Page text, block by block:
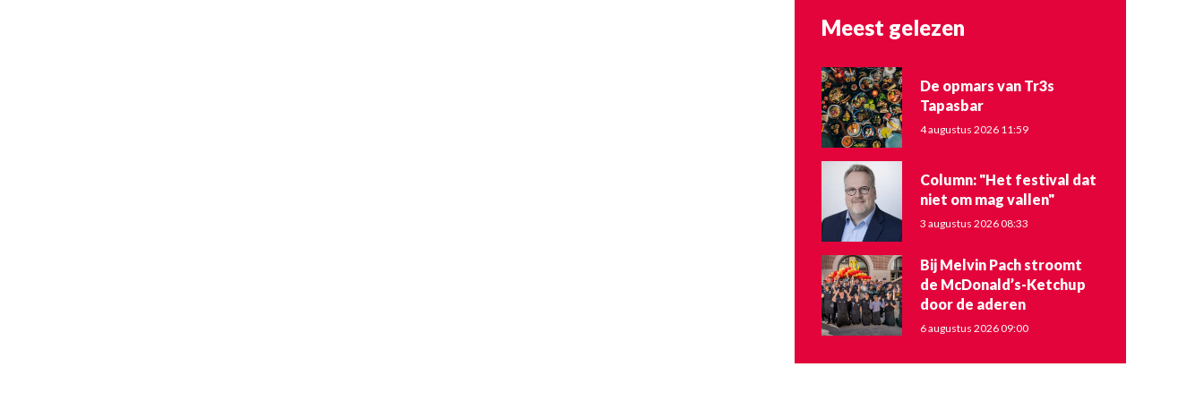
Meest gelezen
De opmars van Tr3s
Tapasbar
4 augustus 2026 11:59
Column: "Het festival dat
niet om mag vallen"
3 augustus 2026 08:33
Bij Melvin Pach stroomt
de McDonald’s-Ketchup
door de aderen
6 augustus 2026 09:00